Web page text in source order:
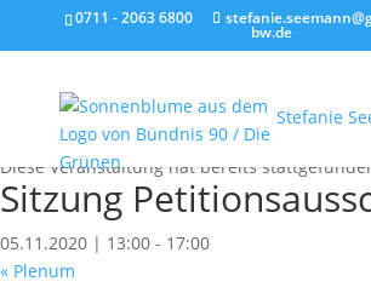
0711 - 2063 6800
bw.de
Stefanie
« Alle Veranstaltungen
Diese Veranstaltung hat bereits
Sitzung
05.11.2020 | 13:00 - 17:00
« Plenum